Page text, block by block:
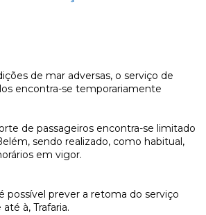
de mar adversas, o serviço de
encontra-se temporariamente
de passageiros encontra-se limitado
sendo realizado, como habitual,
em vigor.
possível prever a retoma do serviço
à, Trafaria.